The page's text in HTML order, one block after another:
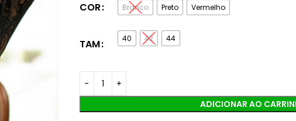
COR Branco Preto Vermelho
TAM 40 42 44
ADICIONAR AO